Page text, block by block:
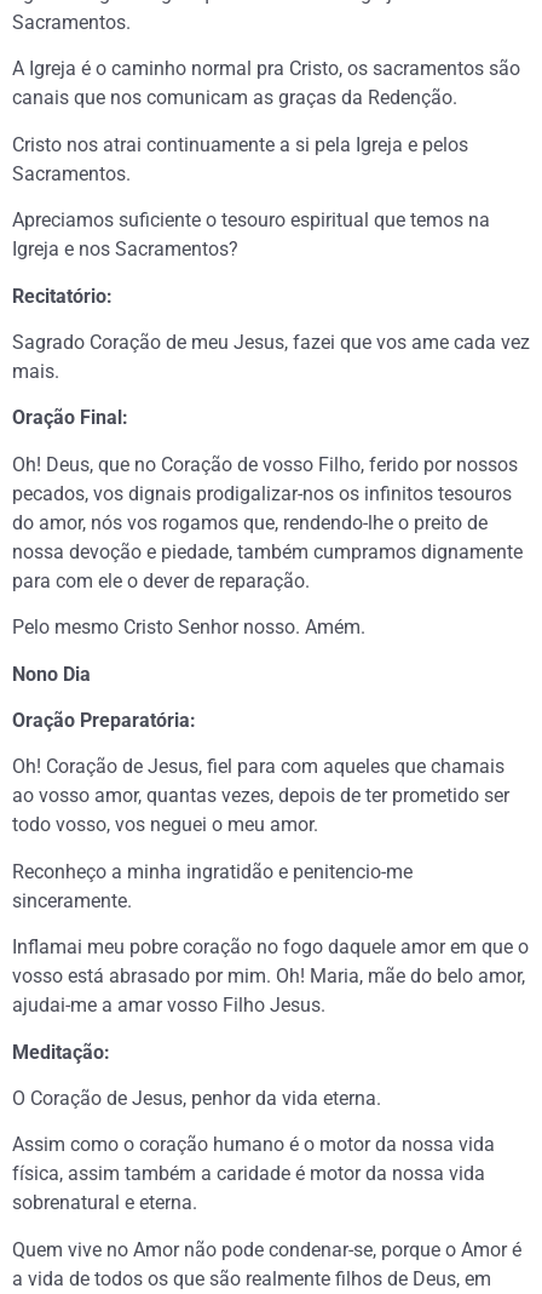
Sacramentos.
A Igreja é o caminho normal pra Cristo, os sacramentos são
canais que nos comunicam as graças da Redenção.
Cristo nos atrai continuamente a si pela Igreja e pelos
Sacramentos.
Apreciamos suficiente o tesouro espiritual que temos na
Igreja e nos Sacramentos?
Recitatório:
Sagrado Coração de meu Jesus, fazei que vos ame cada vez
mais.
Oração Final:
Oh! Deus, que no Coração de vosso Filho, ferido por nossos
pecados, vos dignais prodigalizar-nos os infinitos tesouros
do amor, nós vos rogamos que, rendendo-lhe o preito de
nossa devoção e piedade, também cumpramos dignamente
para com ele o dever de reparação.
Pelo mesmo Cristo Senhor nosso. Amém.
Nono Dia
Oração Preparatória:
Oh! Coração de Jesus, fiel para com aqueles que chamais
ao vosso amor, quantas vezes, depois de ter prometido ser
todo vosso, vos neguei o meu amor.
Reconheço a minha ingratidão e penitencio-me
sinceramente.
Inflamai meu pobre coração no fogo daquele amor em que o
vosso está abrasado por mim. Oh! Maria, mãe do belo amor,
ajudai-me a amar vosso Filho Jesus.
Meditação:
O Coração de Jesus, penhor da vida eterna.
Assim como o coração humano é o motor da nossa vida
física, assim também a caridade é motor da nossa vida
sobrenatural e eterna.
Quem vive no Amor não pode condenar-se, porque o Amor é
a vida de todos os que são realmente filhos de Deus, em